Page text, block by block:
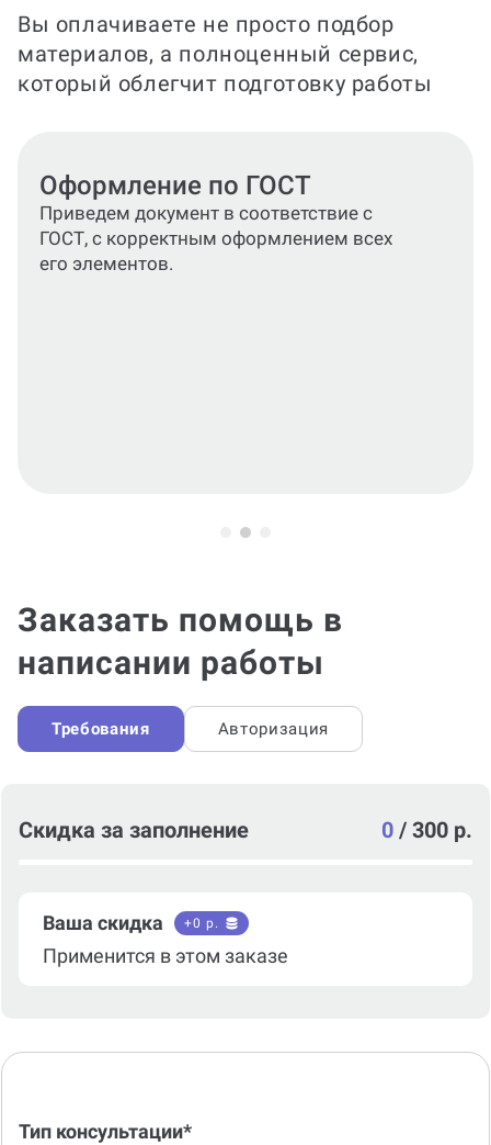
Вы оплачиваете не просто подбор
материалов, а полноценный сервис,
который облегчит подготовку работы
Бесплатные правки
Все замечания и корректировки от
научного руководителя будут выполнены
Заказать помощь в
написании работы
Требования Авторизация
Скидка за заполнение 0 / 300 р.
Ваша скидка +0 р.
Применится в этом заказе
Тип консультации*